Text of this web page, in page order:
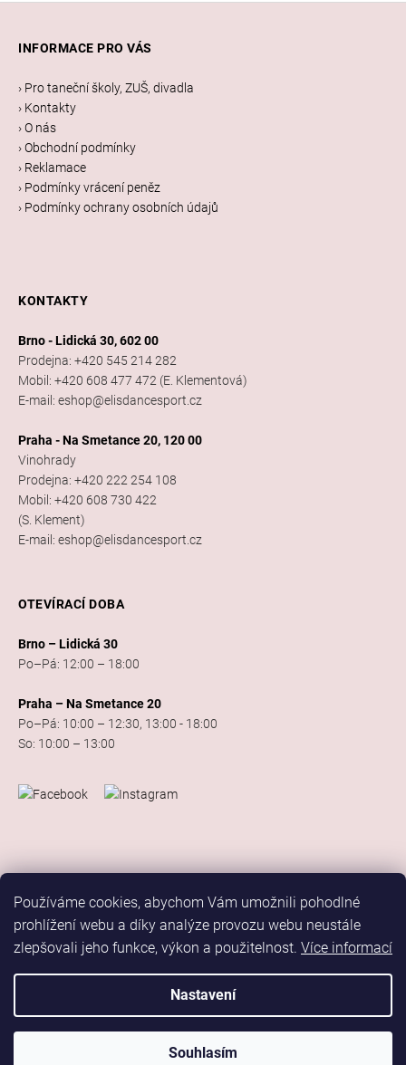
Používáme cookies, abychom Vám umožnili pohodlné
prohlížení webu a díky analýze provozu webu neustále
zlepšovali jeho funkce, výkon a použitelnost. Více informací
Nastavení
Souhlasím
INFORMACE PRO VÁS
› Pro taneční školy, ZUŠ, divadla
› Kontakty
› O nás
› Obchodní podmínky
› Reklamace
› Podmínky vrácení peněz
› Podmínky ochrany osobních údajů
KONTAKTY
Brno - Lidická 30, 602 00
Prodejna: +420 545 214 282
Mobil: +420 608 477 472 (E. Klementová)
E-mail: eshop@elisdancesport.cz
Praha - Na Smetance 20, 120 00
Vinohrady
Prodejna: +420 222 254 108
Mobil: +420 608 730 422
(S. Klement)
E-mail: eshop@elisdancesport.cz
OTEVÍRACÍ DOBA
Brno – Lidická 30
Po–Pá: 12:00 – 18:00
Praha – Na Smetance 20
Po–Pá: 10:00 – 12:30, 13:00 - 18:00
So: 10:00 – 13:00
Vytvořil Shoptet
Elis Dance Sport . Všechna práva vyhrazena.
Upravit nastavení cookiesMarketing